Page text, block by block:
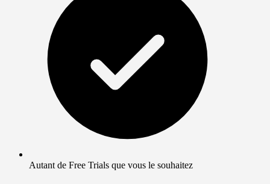
Autant de Free Trials que vous le souhaitez